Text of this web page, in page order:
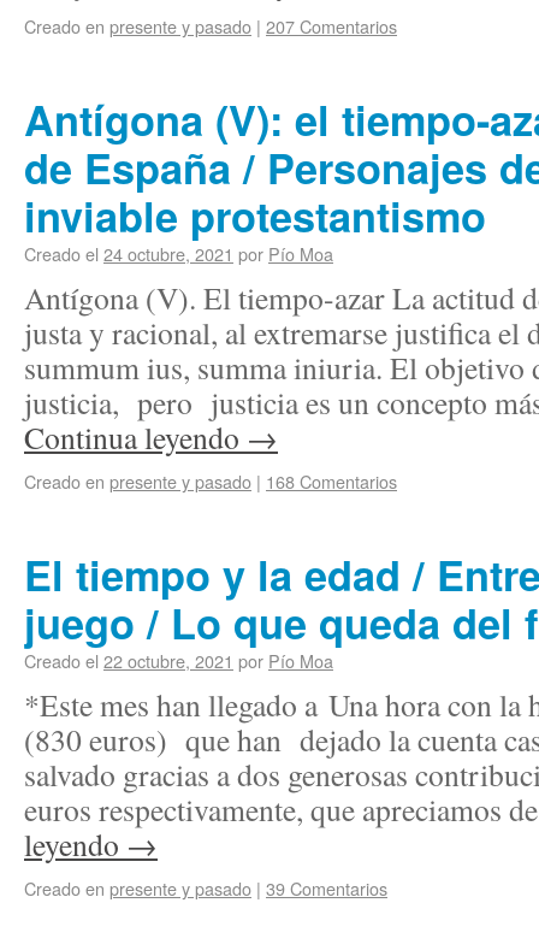
Creado en presente y pasado | 207 Comentarios
Antígona (V): el tiempo-
de España / Personajes
inviable protestantismo
Creado el 24 octubre, 2021 por Pío Moa
Antígona (V). El tiempo-azar La actitud
justa y racional, al extremarse justifica el
summum ius, summa iniuria. El objetivo
justicia, pero justicia es un concepto
Continua leyendo →
Creado en presente y pasado | 168 Comentarios
El tiempo y la edad /
juego / Lo que queda del
Creado el 22 octubre, 2021 por Pío Moa
*Este mes han llegado a Una hora con
(830 euros) que han dejado la cuenta
salvado gracias a dos generosas
euros respectivamente, que apreciamos
leyendo →
Creado en presente y pasado | 39 Comentarios